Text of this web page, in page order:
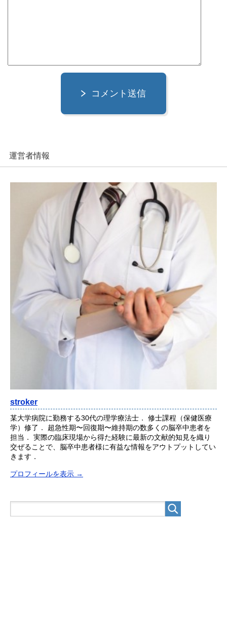
コメント送信
運営者情報
stroker
某大学病院に勤務する30代の理学療法士． 修士課程（保健医療
学）修了． 超急性期〜回復期〜維持期の数多くの脳卒中患者を
担当． 実際の臨床現場から得た経験に最新の文献的知見を織り
交ぜることで、脳卒中患者様に有益な情報をアウトプットしてい
きます．
プロフィールを表示 →